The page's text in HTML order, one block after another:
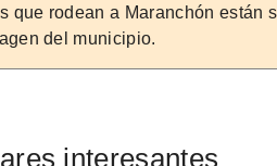
que rodean a Maranchón están
del municipio.
interesantes